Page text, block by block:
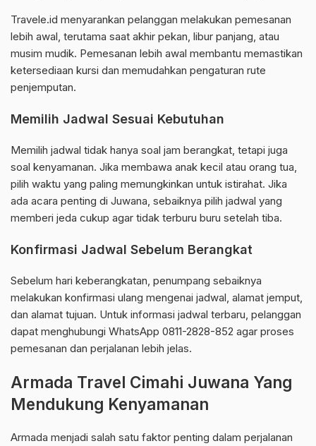
Travele.id menyarankan pelanggan melakukan pemesanan
lebih awal, terutama saat akhir pekan, libur panjang, atau
musim mudik. Pemesanan lebih awal membantu memastikan
ketersediaan kursi dan memudahkan pengaturan rute
penjemputan.
Memilih Jadwal Sesuai Kebutuhan
Memilih jadwal tidak hanya soal jam berangkat, tetapi juga
soal kenyamanan. Jika membawa anak kecil atau orang tua,
pilih waktu yang paling memungkinkan untuk istirahat. Jika
ada acara penting di Juwana, sebaiknya pilih jadwal yang
memberi jeda cukup agar tidak terburu buru setelah tiba.
Konfirmasi Jadwal Sebelum Berangkat
Sebelum hari keberangkatan, penumpang sebaiknya
melakukan konfirmasi ulang mengenai jadwal, alamat jemput,
dan alamat tujuan. Untuk informasi jadwal terbaru, pelanggan
dapat menghubungi WhatsApp 0811-2828-852 agar proses
pemesanan dan perjalanan lebih jelas.
Armada Travel Cimahi Juwana Yang
Mendukung Kenyamanan
Armada menjadi salah satu faktor penting dalam perjalanan